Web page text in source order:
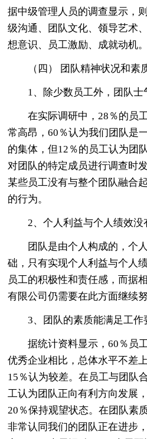
据中级管理人员的调查显示，
级沟通、团队文化、领导艺术
想意识、员工激励、成就动机。
（四） 团队精神状况和素
1、除少数员工外，团队士
在实际调研中，28％的员
常高昂，60％认为我们团队是
的集体，但12％的员工认为团
对团队的特定成员进行调查时
某些员工没有与整个团队融合
的行为。
2、个人利益与个人绩效没
团队是由个人构成的，个
础，只有实现个人利益与个人
员工的积极性和责任感，而据
有限公司仍需要在此方面继续努
3、团队的素质能满足工作
据统计资料显示，60％员
优秀企业相比，总体水平不差
15％认为较差。在员工与团队
工认为团队正向有利方向发展
20％保持观望状态。在团队素
非常认同我们的团队正在进步